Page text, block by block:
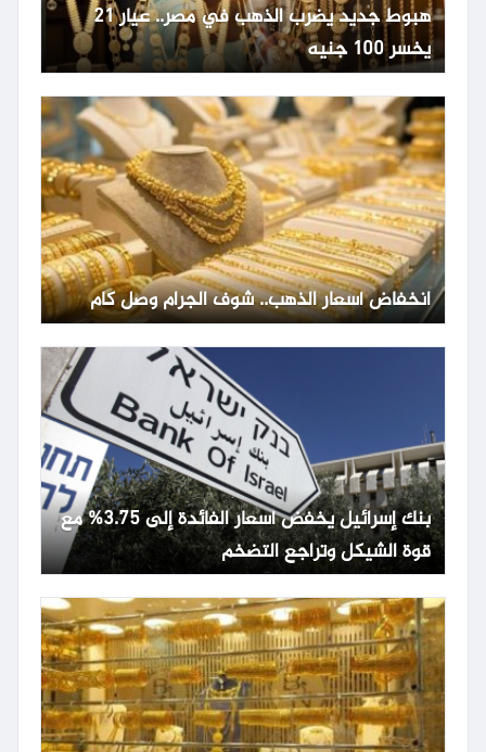
هبوط جديد يضرب الذهب في مصر.. عيار 21
يخسر 100 جنيه
انخفاض أسعار الذهب.. شوف الجرام وصل كام
بنك إسرائيل يخفض أسعار الفائدة إلى 3.75% مع
قوة الشيكل وتراجع التضخم